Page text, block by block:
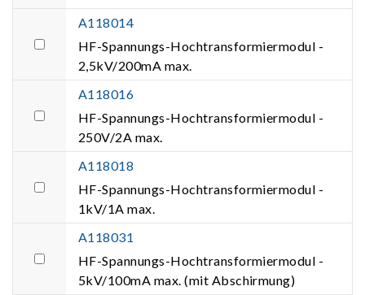
A118014
HF-Spannungs-Hochtransformiermodul -
2,5kV/200mA max.
A118016
HF-Spannungs-Hochtransformiermodul -
250V/2A max.
A118018
HF-Spannungs-Hochtransformiermodul -
1kV/1A max.
A118031
HF-Spannungs-Hochtransformiermodul -
5kV/100mA max. (mit Abschirmung)